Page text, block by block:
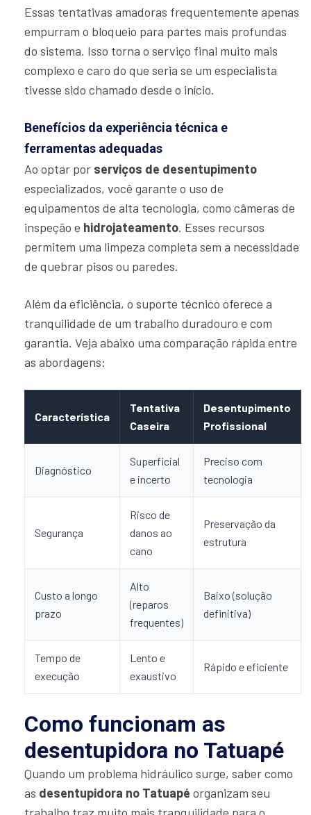
Essas tentativas amadoras frequentemente apenas
empurram o bloqueio para partes mais profundas
do sistema. Isso torna o serviço final muito mais
complexo e caro do que seria se um especialista
tivesse sido chamado desde o início.
Benefícios da experiência técnica e
ferramentas adequadas
Ao optar por serviços de desentupimento
especializados, você garante o uso de
equipamentos de alta tecnologia, como câmeras de
inspeção e hidrojateamento. Esses recursos
permitem uma limpeza completa sem a necessidade
de quebrar pisos ou paredes.
Além da eficiência, o suporte técnico oferece a
tranquilidade de um trabalho duradouro e com
garantia. Veja abaixo uma comparação rápida entre
as abordagens:
Característica
Tentativa
Caseira
Desentupimento
Profissional
Diagnóstico
Superficial
e incerto
Preciso com
tecnologia
Segurança
Risco de
danos ao
cano
Preservação da
estrutura
Custo a longo
prazo
Alto
(reparos
frequentes)
Baixo (solução
definitiva)
Tempo de
execução
Lento e
exaustivo
Rápido e eficiente
Como funcionam as
desentupidora no Tatuapé
Quando um problema hidráulico surge, saber como
as desentupidora no Tatuapé organizam seu